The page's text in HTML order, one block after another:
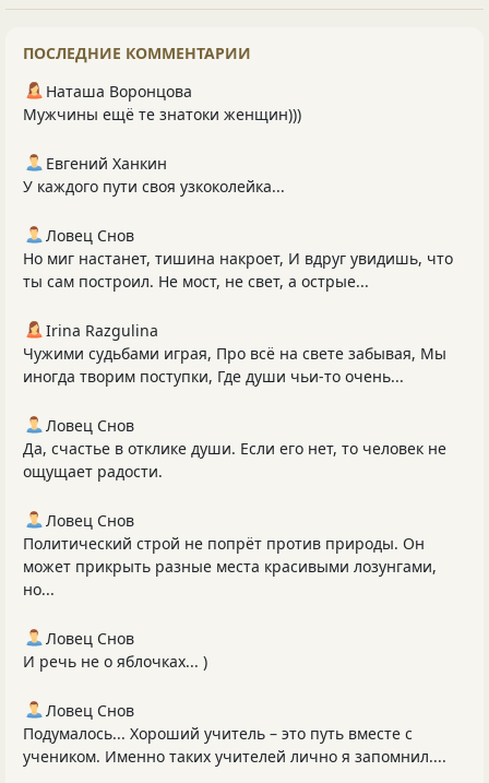
ПОСЛЕДНИЕ КОММЕНТАРИИ
Наташа Воронцова
Мужчины ещё те знатоки женщин)))
Евгений Ханкин
У каждого пути своя узкоколейка...
Ловец Снов
Но миг настанет, тишина накроет, И вдруг увидишь, что
ты сам построил. Не мост, не свет, а острые...
Irina Razgulina
Чужими судьбами играя, Про всё на свете забывая, Мы
иногда творим поступки, Где души чьи-то очень...
Ловец Снов
Да, счастье в отклике души. Если его нет, то человек не
ощущает радости.
Ловец Снов
Политический строй не попрёт против природы. Он
может прикрыть разные места красивыми лозунгами,
но...
Ловец Снов
И речь не о яблочках... )
Ловец Снов
Подумалось... Хороший учитель – это путь вместе с
учеником. Именно таких учителей лично я запомнил....